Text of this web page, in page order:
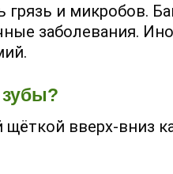
и микробов.
заболевания.
зубы?
вверх-вниз